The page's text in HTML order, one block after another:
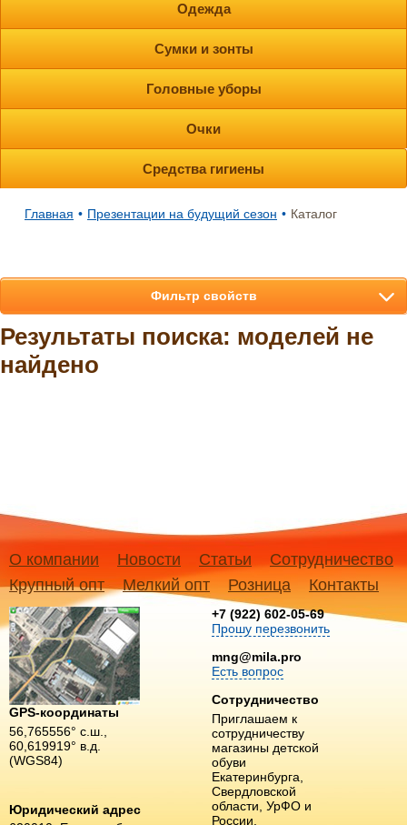
Одежда
Сумки и зонты
Головные уборы
Очки
Средства гигиены
Главная • Презентации на будущий сезон • Каталог
Результаты поиска: моделей не
найдено
Фильтр свойств
О компании Новости Статьи
Сотрудничество
Крупный опт
Мелкий опт Розница Контакты
GPS-координаты
56,765556° с.ш.,
60,619919° в.д.
(WGS84)
Юридический адрес
+7 (922) 602-05-69
Прошу перезвонить
mng@mila.pro
Есть вопрос
Сотрудничество
Приглашаем к
сотрудничеству
магазины детской
обуви
Екатеринбурга,
Свердловской
области, УрФО и
России.